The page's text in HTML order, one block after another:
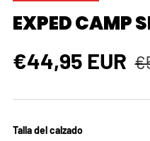
EXPED CAMP
Precio de
€44,95 EUR
Talla del calzado